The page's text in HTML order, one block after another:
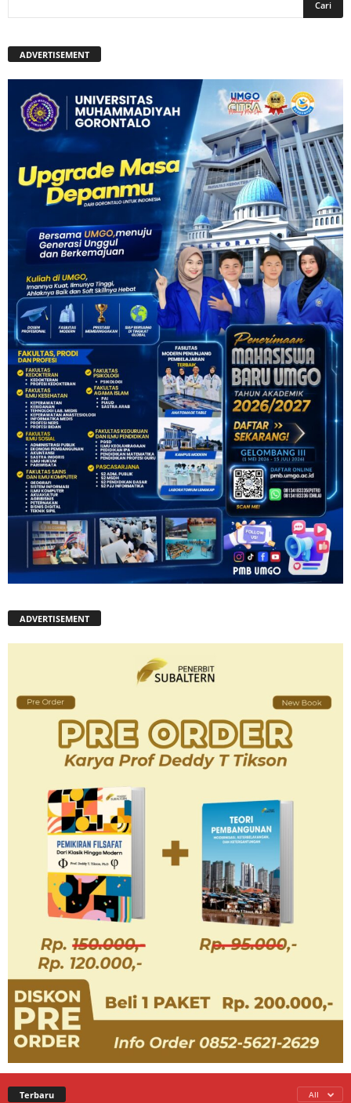
ADVERTISEMENT
ADVERTISEMENT
Terbaru All